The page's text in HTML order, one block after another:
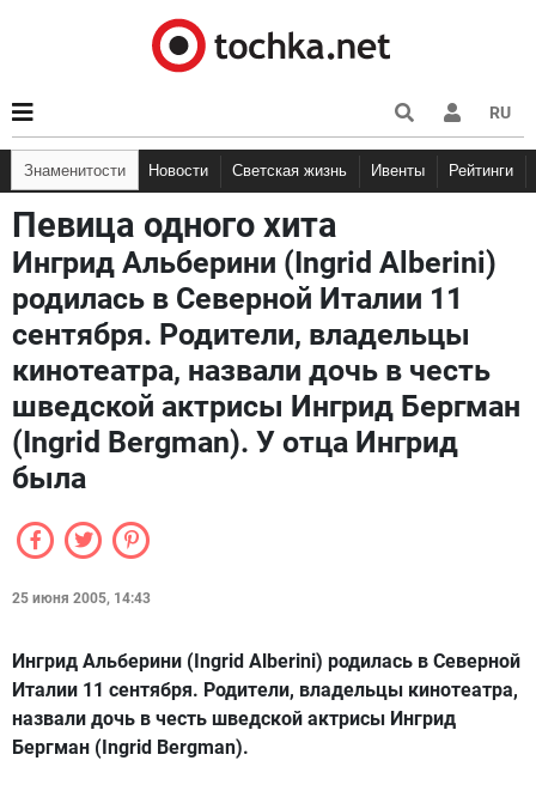
RU
Знаменитости Новости Светская жизнь Ивенты Рейтинги
Певица одного хита
Ингрид Альберини (Ingrid Alberini)
родилась в Северной Италии 11
сентября. Родители, владельцы
кинотеатра, назвали дочь в честь
шведской актрисы Ингрид Бергман
(Ingrid Bergman). У отца Ингрид
была
25 июня 2005, 14:43
Ингрид Альберини (Ingrid Alberini) родилась в Северной
Италии 11 сентября. Родители, владельцы кинотеатра,
назвали дочь в честь шведской актрисы Ингрид
Бергман (Ingrid Bergman).